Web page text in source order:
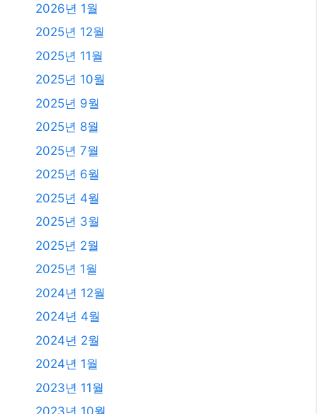
2026년 1월
2025년 12월
2025년 11월
2025년 10월
2025년 9월
2025년 8월
2025년 7월
2025년 6월
2025년 4월
2025년 3월
2025년 2월
2025년 1월
2024년 12월
2024년 4월
2024년 2월
2024년 1월
2023년 11월